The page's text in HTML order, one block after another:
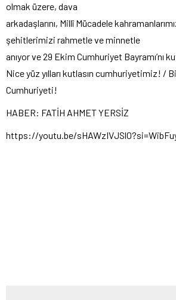
olmak üzere, dava
arkadaşlarını, Millî Mücadele
şehitlerimizi rahmetle ve minnetle
anıyor ve 29 Ekim Cumhuriyet Bayramı’nı
Nice yüz yılları kutlasın cumhuriyetimiz! /
Cumhuriyeti!
HABER: FATİH AHMET YERSİZ
https://youtu.be/